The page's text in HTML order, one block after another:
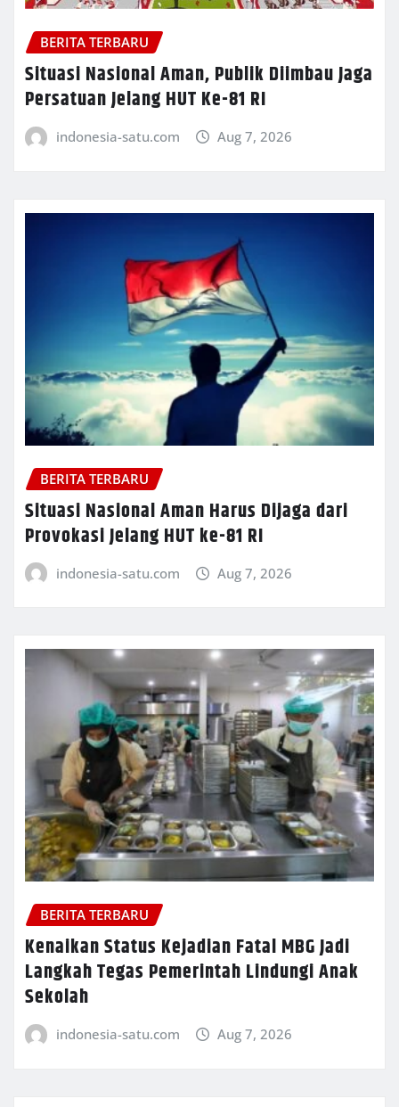
BERITA TERBARU
Situasi Nasional Aman, Publik Diimbau Jaga
Persatuan Jelang HUT Ke-81 RI
indonesia-satu.com Aug 7, 2026
BERITA TERBARU
Situasi Nasional Aman Harus Dijaga dari
Provokasi Jelang HUT ke-81 RI
indonesia-satu.com Aug 7, 2026
BERITA TERBARU
Kenaikan Status Kejadian Fatal MBG Jadi
Langkah Tegas Pemerintah Lindungi Anak
Sekolah
indonesia-satu.com Aug 7, 2026